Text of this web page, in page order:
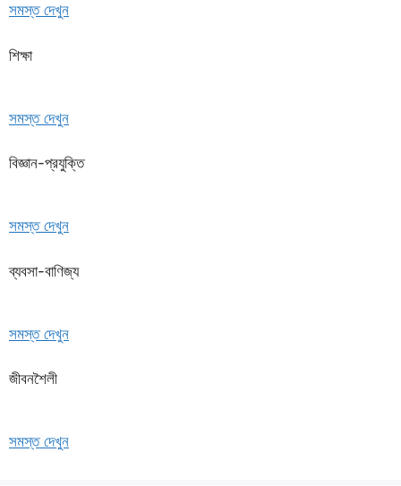
সমস্ত দেখুন
শিক্ষা
সমস্ত দেখুন
বিজ্ঞান-প্রযুক্তি
সমস্ত দেখুন
ব্যবসা-বাণিজ্য
সমস্ত দেখুন
জীবনশৈলী
সমস্ত দেখুন